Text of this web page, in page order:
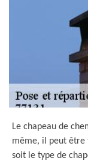
Le chapeau de
même, il peut être
soit le type de